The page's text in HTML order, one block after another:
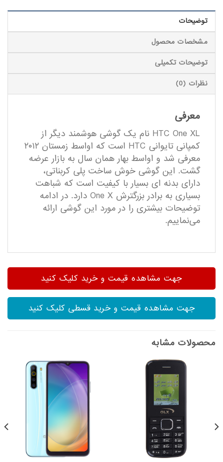
توضیحات
مشخصات محصول
توضیحات تکمیلی
نظرات (0)
معرفی
HTC One XL نام یک گوشی هوشمند دیگر از
کمپانی تایوانی HTC است که اواسط زمستان ۲۰۱۲
معرفی شد و اواسط بهار همان سال به بازار عرضه
گشت. این گوشی خوش ساخت پلی کربناتی،
دارای بدنه ای بسیار با کیفیت است که شباهت
بسیاری به برادر بزرگترش One X دارد. در ادامه
توضیحات بیشتری را در مورد این گوشی ارائه
می‌نماییم.
جهت مشاهده قیمت و خرید کلیک کنید
جهت مشاهده قیمت و خرید قسطی کلیک کنید
محصولات مشابه